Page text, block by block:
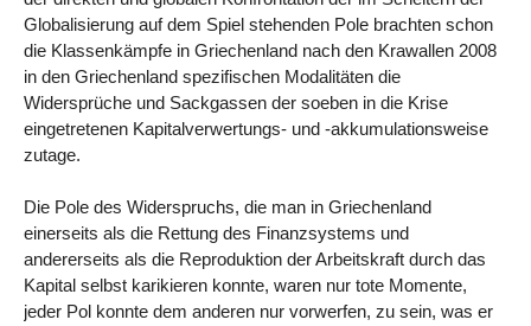
Globalisierung auf dem Spiel stehenden Pole brachten schon
die Klassenkämpfe in Griechenland nach den Krawallen 2008
in den Griechenland spezifischen Modalitäten die
Widersprüche und Sackgassen der soeben in die Krise
eingetretenen Kapitalverwertungs- und -akkumulationsweise
zutage.
Die Pole des Widerspruchs, die man in Griechenland
einerseits als die Rettung des Finanzsystems und
andererseits als die Reproduktion der Arbeitskraft durch das
Kapital selbst karikieren konnte, waren nur tote Momente,
jeder Pol konnte dem anderen nur vorwerfen, zu sein, was er